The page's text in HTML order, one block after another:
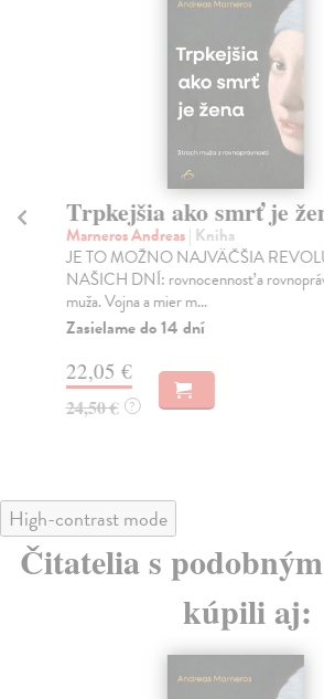
Trpkejšia ako smrť je
Marneros Andreas| Kniha
JE TO MOŽNO NAJVÄČŠIA
NAŠICH DNÍ: rovnocennosť a
muža. Vojna a mier m...
Zasielame do 14 dní
22,05 €
24,50 € ?
High-contrast mode
Čitatelia s
kúpili aj: